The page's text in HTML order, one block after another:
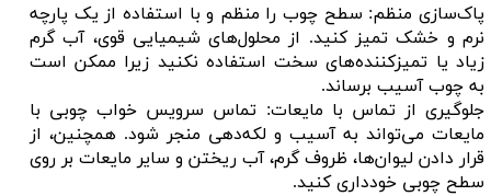
پاک‌سازی منظم: سطح چوب را منظم و با استفاده از یک پارچه
نرم و خشک تمیز کنید. از محلول‌های شیمیایی قوی، آب گرم
زیاد یا تمیزکننده‌های سخت استفاده نکنید زیرا ممکن است
به چوب آسیب برساند.
جلوگیری از تماس با مایعات: تماس سرویس خواب چوبی با
مایعات می‌تواند به آسیب و لکه‌دهی منجر شود. همچنین، از
قرار دادن لیوان‌ها، ظروف گرم، آب ریختن و سایر مایعات بر روی
سطح چوبی خودداری کنید.